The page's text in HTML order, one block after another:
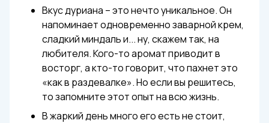
Вкус дуриана – это нечто уникальное. Он
напоминает одновременно заварной крем,
сладкий миндаль и... ну, скажем так, на
любителя. Кого-то аромат приводит в
восторг, а кто-то говорит, что пахнет это
«как в раздевалке». Но если вы решитесь,
то запомните этот опыт на всю жизнь.
В жаркий день много его есть не стоит,